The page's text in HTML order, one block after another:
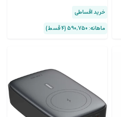
خرید اقساطی
ماهانه: 590,750 (۴ قسط)